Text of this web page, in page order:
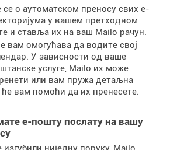
се о аутоматском преносу свих е-
у ​​вашем претходном
и ставља их на ваш Mailo рачун.
вам омогућава да водите свој
У зависности од ваше
услуге, Mailo их може
или вам пружа детаљна
ће вам помоћи да их пренесете.
е-пошту послату на вашу